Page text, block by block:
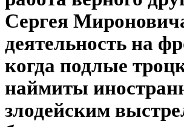
Сергея
деятельность на
когда подлые
наймиты
злодейским